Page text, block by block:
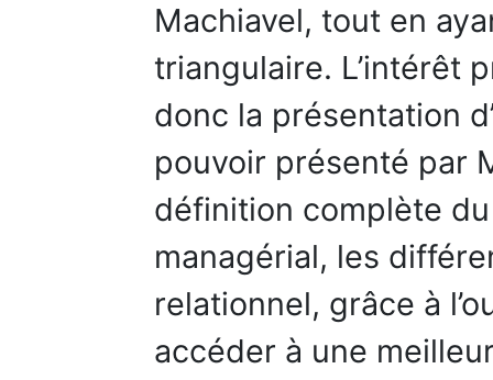
Machiavel, tout en
triangulaire. L’intérêt
donc la présentation
pouvoir présenté par
définition complète
managérial, les
relationnel, grâce à
accéder à une